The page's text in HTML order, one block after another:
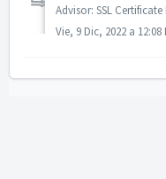
Vie, 9 Dic, 2022 a 12:08